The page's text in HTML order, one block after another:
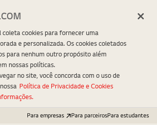
Para empresas Para parceirosPara estudantes
coleta cookies para fornecer uma
e personalizada. Os cookies coletados
para nenhum outro propósito além
nossas políticas.
no site, você concorda com o uso de
Política de Privacidade e Cookies